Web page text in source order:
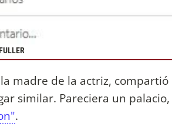
madre de la actriz,
similar. Pareciera un
.